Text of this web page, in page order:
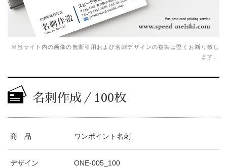
※当サイト内の画像の無断引用および名刺デザインの複製は堅くお断り致し
ます。
名刺作成／100枚
商 品 ワンポイント名刺
デザイン ONE-005_100